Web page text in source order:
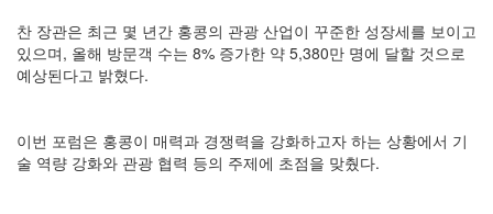
찬 장관은 최근 몇 년간 홍콩의 관광 산업이 꾸준한 성장세를 보이고
있으며, 올해 방문객 수는 8% 증가한 약 5,380만 명에 달할 것으로
예상된다고 밝혔다.
이번 포럼은 홍콩이 매력과 경쟁력을 강화하고자 하는 상황에서 기
술 역량 강화와 관광 협력 등의 주제에 초점을 맞췄다.